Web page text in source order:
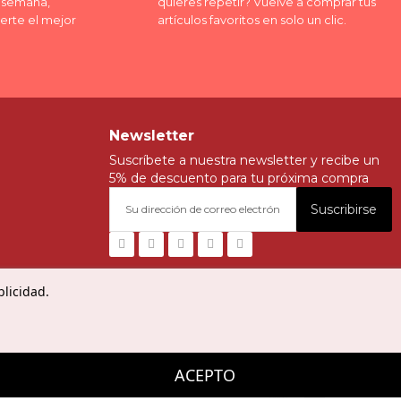
ACEPTO
el mejor
artículos favoritos en solo un clic.
Newsletter
Suscríbete a nuestra newsletter y recibe un
5% de descuento para tu próxima compra
Suscribirse